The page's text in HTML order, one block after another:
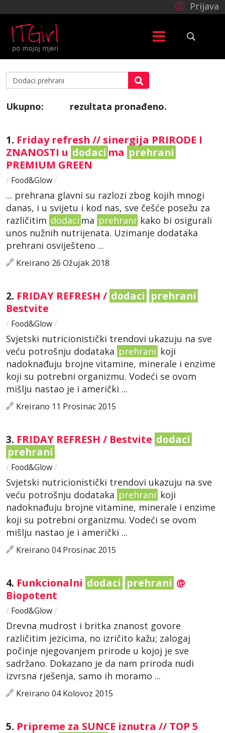
Prijava
Ukupno: rezultata pronađeno.
1. Friday refresh // sinergija PRIRODE I
ZNANOSTI u dodaci ma prehrani
PREMIUM GREEN
/ Food&Glow/
... prehrana glavni su razlozi zbog kojih mnogi
danas, i u svijetu i kod nas, sve češće posežu za
različitim dodaci ma prehrani kako bi osigurali
unos nužnih nutrijenata. Uzimanje dodataka
prehrani osviješteno ...
Kreirano 26 Ožujak 2018
2. FRIDAY REFRESH / dodaci prehrani
Bestvite
/ Food&Glow/
Svjetski nutricionistički trendovi ukazuju na sve
veću potrošnju dodataka prehrani koji
nadoknađuju brojne vitamine, minerale i enzime
koji su potrebni organizmu. Vodeći se ovom
mišlju nastao je i američki ...
Kreirano 11 Prosinac 2015
3. FRIDAY REFRESH / Bestvite dodaci
prehrani
/ Food&Glow/
Svjetski nutricionistički trendovi ukazuju na sve
veću potrošnju dodataka prehrani koji
nadoknađuju brojne vitamine, minerale i enzime
koji su potrebni organizmu. Vodeći se ovom
mišlju nastao je i američki ...
Kreirano 04 Prosinac 2015
4. Funkcionalni dodaci prehrani @
Biopotent
/ Food&Glow/
Drevna mudrost i britka znanost govore
različitim jezicima, no izričito kažu; zalogaj
počinje njegovanjem prirode u kojoj je sve
sadržano. Dokazano je da nam priroda nudi
izvrsna rješenja, samo ih moramo ...
Kreirano 04 Kolovoz 2015
5. Pripreme za SUNCE iznutra // TOP 5